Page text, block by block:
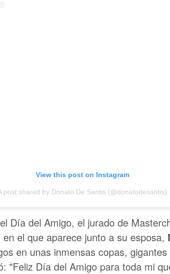
View this post on Instagram
post shared by Donato De Santis (@donatodesantis)
Día del Amigo, el jurado de
el que aparece junto a su esposa,
en unas inmensas copas,
"Feliz Día del Amigo para toda mi